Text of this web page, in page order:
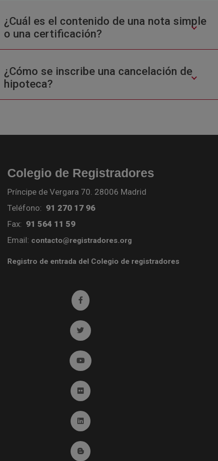
¿Cuál es el contenido de una nota simple
o una certificación?
¿Cómo se inscribe una cancelación de
hipoteca?
Colegio de Registradores
Príncipe de Vergara 70. 28006 Madrid
Teléfono: 91 270 17 96
Fax: 91 564 11 59
Email: contacto@registradores.org
Registro de entrada del Colegio de registradores
Ir a facebook (abre en ventana nueva)
Ir a twitter (abre en ventana nueva)
Ir a YouTube (abre en ventana nueva)
Ir a Flickr (abre en ventana nueva)
Ir a Linkedin (abre en ventana nueva)
Ir al Blog (abre en ventana nueva)